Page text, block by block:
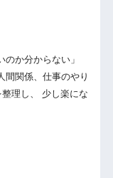
か分からない」
間関係、仕事のやり
理し、 少し楽にな